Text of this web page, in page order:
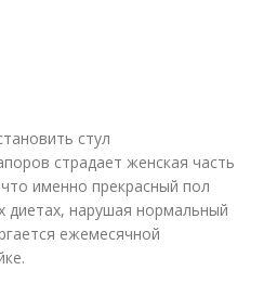
стул
страдает женская часть
именно прекрасный пол
диетах, нарушая нормальный
ежемесячной